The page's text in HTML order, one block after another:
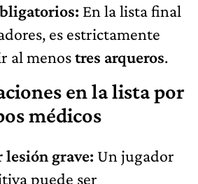
En la lista final
es estrictamente
al menostres arqueros.
en la lista por
médicos
grave: Un jugador
puede ser